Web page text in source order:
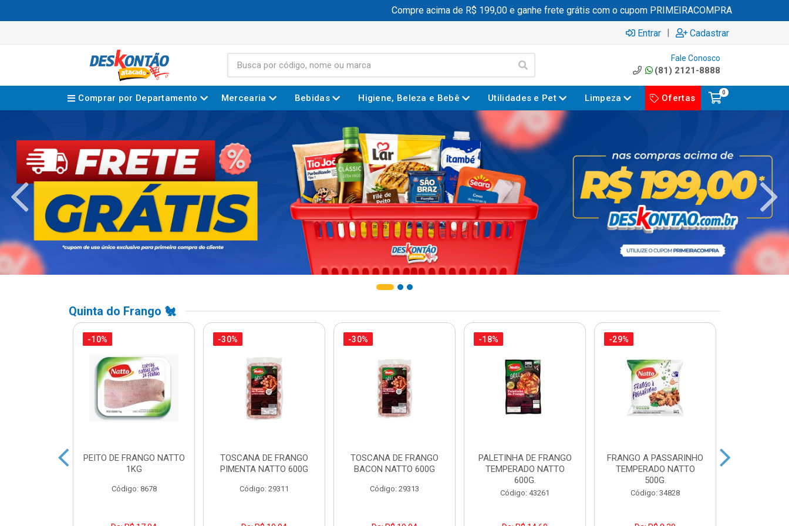
Compre acima de R$ 199,00 e ganhe frete grátis com o cupom PRIMEIRACOMPRA
Entrar | Cadastrar
Fale Conosco
(81) 2121-8888
Comprar por Departamento Mercearia Bebidas Higiene, Beleza e Bebê Utilidades e Pet Limpeza Ofertas
0
Quinta do Frango 🐔
-10%
PEITO DE FRANGO NATTO
1KG
Código: 8678
-30%
TOSCANA DE FRANGO
PIMENTA NATTO 600G
Código: 29311
-30%
TOSCANA DE FRANGO
BACON NATTO 600G
Código: 29313
-18%
PALETINHA DE FRANGO
TEMPERADO NATTO
600G.
Código: 43261
-29%
FRANGO A PASSARINHO
TEMPERADO NATTO
500G.
Código: 34828